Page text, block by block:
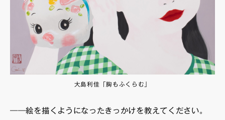
大島利佳「胸もふくらむ」
――絵を描くようになったきっかけを教えてください。